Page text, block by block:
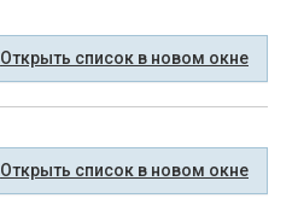
Открыть список в новом окне
Открыть список в новом окне